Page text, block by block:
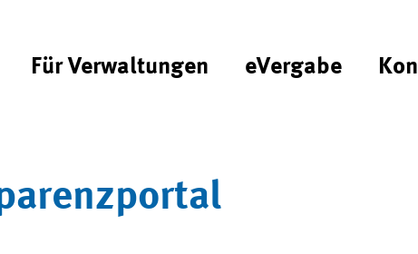
Für Verwaltungen eVergabe